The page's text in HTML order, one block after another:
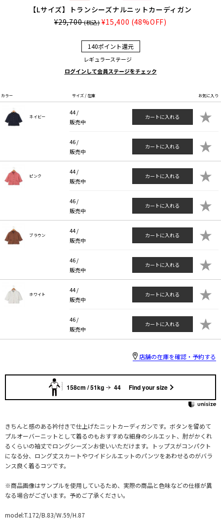
【Lサイズ】トランシーズナルニットカーディガン
¥29,700(税込) ¥15,400 (48%OFF)
140ポイント還元
レギュラーステージ
ログインして会員ステージをチェック
カラー サイズ / 在庫 お気に入り
ネイビー
44 /
販売中
カートに入れる ★
46 /
販売中
カートに入れる ★
ピンク
44 /
販売中
カートに入れる ★
46 /
販売中
カートに入れる ★
ブラウン
44 /
販売中
カートに入れる ★
46 /
販売中
カートに入れる ★
ホワイト
44 /
販売中
カートに入れる ★
46 /
販売中
カートに入れる ★
店舗の在庫を確認・予約する
158cm / 51kg 44 Find your size
きちんと感のある衿付きで仕上げたニットカーディガンです。ボタンを留めて
プルオーバーニットとして着るのもおすすめな細身のシルエット、肘がかくれ
るくらいの袖丈でロングシーズンお使いいただけます。トップスがコンパクト
になる分、ロング丈スカートやワイドシルエットのパンツをあわせるのがバラ
ンス良く着るコツです。
※商品画像はサンプルを使用しているため、実際の商品と色味などの仕様が異
なる場合がございます。予めご了承ください。
model:T.172/B.83/W.59/H.87